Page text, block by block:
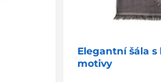
Elegantní šála
motivy